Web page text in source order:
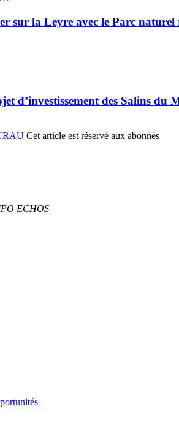
la Leyre avec le Parc naturel
d’investissement des Salins du
Cet article est réservé aux abonnés
ECHOS